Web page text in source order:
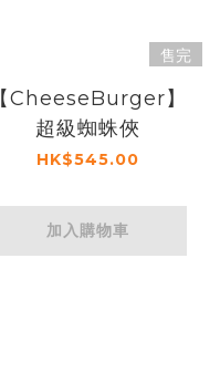
售完
【CheeseBurger】
超級蜘蛛俠
HK$545.00
加入購物車